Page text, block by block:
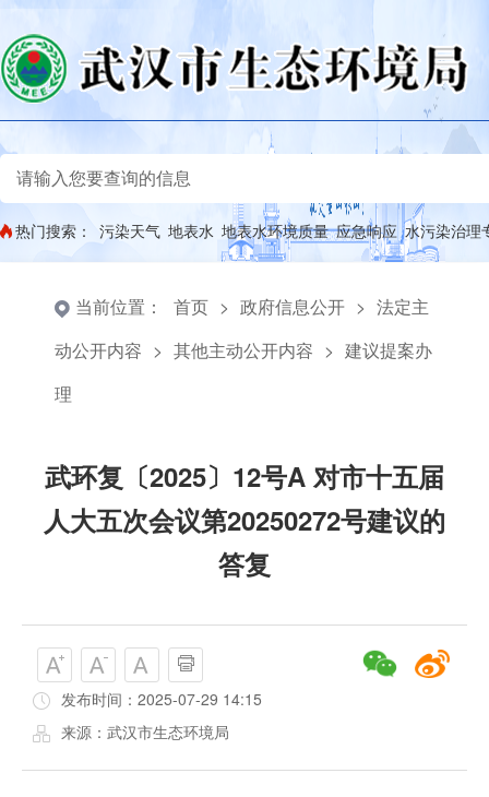
热门搜索： 污染天气 地表水 地表水环境质量 应急响应 水污染治理
当前位置： 首页 > 政府信息公开 > 法定主
动公开内容 > 其他主动公开内容 > 建议提案办
理
武环复〔2025〕12号A 对市十五届
人大五次会议第20250272号建议的
答复
发布时间：2025-07-29 14:15
来源：武汉市生态环境局